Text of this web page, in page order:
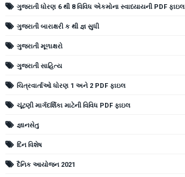
ગુજરાતી ધોરણ 6 થી 8 વિવિધ એકમોના સ્વાધ્યાયની PDF ફાઇલ
ગુજરાતી બારાક્ષરી ક થી જ્ઞ સુધી
ગુજરાતી મૂળાક્ષરો
ગુજરાતી સાહિત્ય
ચિત્રવાર્તાઓ ધોરણ 1 અને 2 PDF ફાઇલ
ચૂંટણી માર્ગદર્શિકા માટેની વિવિધ PDF ફાઇલ
જ્ઞાનસેતુ
દિન વિશેષ
દૈનિક આયોજન 2021